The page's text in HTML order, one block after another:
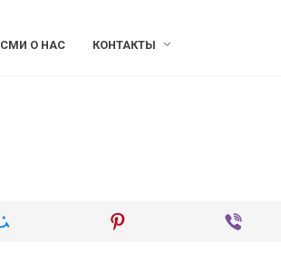
СМИ О НАС КОНТАКТЫ